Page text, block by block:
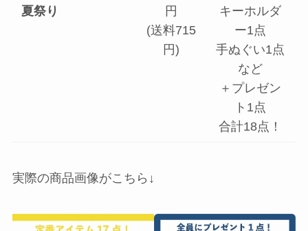
夏祭り
円
(送料715
円)
キーホルダ
ー1点
手ぬぐい1点
など
＋プレゼン
ト1点
合計18点！
実際の商品画像がこちら↓